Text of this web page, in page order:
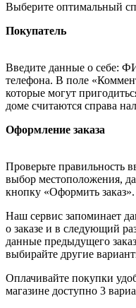
Выберите оптимальный
Покупатель
Введите данные о себе:
телефона. В поле
которые могут
доме считаются справа
Оформление заказа
Проверьте правильность
выбор местоположения,
кнопку «Оформить заказ».
Наш сервис запоминает
о заказе и в следующий
данные предыдущего
выбирайте другие
Оплачивайте покупки
магазине доступно 3